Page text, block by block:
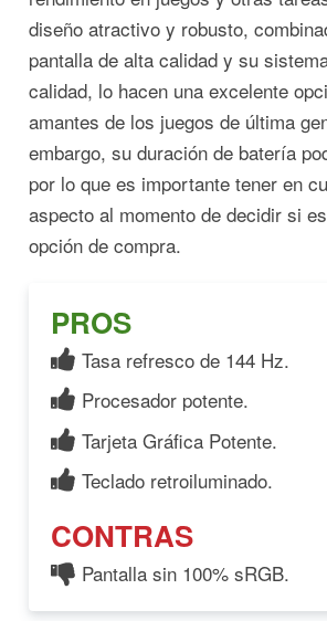
diseño atractivo y robusto,
pantalla de alta calidad y su
calidad, lo hacen una excelente
amantes de los juegos de última
embargo, su duración de batería
por lo que es importante tener en
aspecto al momento de decidir si
opción de compra.
PROS
Tasa refresco de 144 Hz.
Procesador potente.
Tarjeta Gráfica Potente.
Teclado retroiluminado.
CONTRAS
Pantalla sin 100% sRGB.